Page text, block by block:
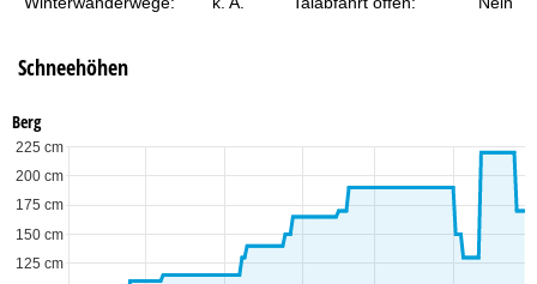
Schneehöhen
Berg
125 cm
150 cm
175 cm
200 cm
225 cm